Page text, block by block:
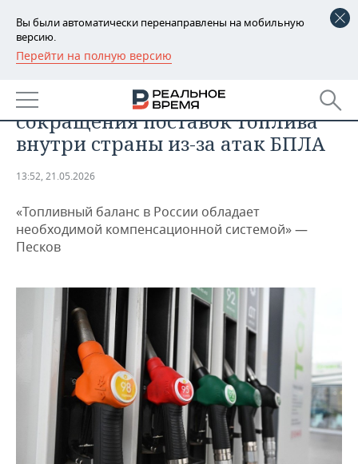
Вы были автоматически перенаправлены на мобильную
версию.
Перейти на полную версию
РЕГИОНЫ
БАШКОРТОСТАН
ТАТАРСТАН
НОВОСТИ
АНАЛИТИКА
ДЕКЛАРАЦИИ О ДОХОДАХ
КОРОЛИ ГОСЗАКАЗА ПФО
КОМУ ПРИНАДЛЕЖАТ
ТОРГОВЫЕ ЦЕНТРЫ
ТАТАРСТАНА
НОВОСТИ ЭКОНОМИКИ
ФИНАНСЫ
БЮДЖЕТ
ИНВЕСТИЦИИ
ПРОМЫШЛЕННОСТЬ
НОВОСТИ
ПРОМЫШЛЕННОСТИ
АГРОПРОМ
МАШИНОСТРОЕНИЕ
НЕФТЕХИМИЯ
НЕФТЬ
НЕДВИЖИМОСТЬ
НОВОСТИ АВТО
БИЗНЕС
НОВОСТИ БИЗНЕСА
РОЗНИЧНАЯ ТОРГОВЛЯ
ТРАНСПОРТ
УСЛУГИ
ТЕХНОЛОГИИ
НОВОСТИ ТЕХНОЛОГИЙ
МЕДИА
МЕРОПРИЯТИЯ
НОВОСТИ МЕРОПРИЯТИЙ
ВЫЕЗДНАЯ РЕДАКЦИЯ
СПОРТ
НОВОСТИ СПОРТА
В Кремле исключили риск
сокращения поставок топлива
внутри страны из-за атак БПЛА
13:52, 21.05.2026
«Топливный баланс в России обладает
необходимой компенсационной системой» —
Песков